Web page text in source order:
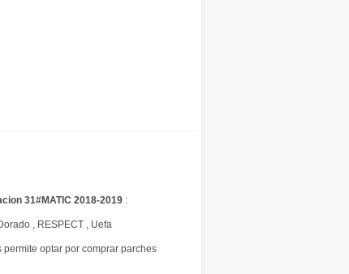
31#MATIC 2018-2019 :
, RESPECT , Uefa
optar por comprar parches